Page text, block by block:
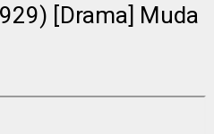
[Drama] Muda